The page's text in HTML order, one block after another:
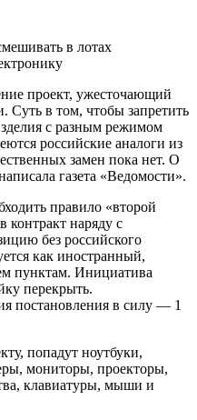
в лотах
проект, ужесточающий
Суть в том, чтобы запретить
с разным режимом
российские аналоги из
замен пока нет. О
газета «Ведомости».
правило «второй
контракт наряду с
без российского
как иностранный,
пунктам. Инициатива
перекрыть.
постановления в силу — 1
попадут ноутбуки,
мониторы, проекторы,
клавиатуры, мыши и